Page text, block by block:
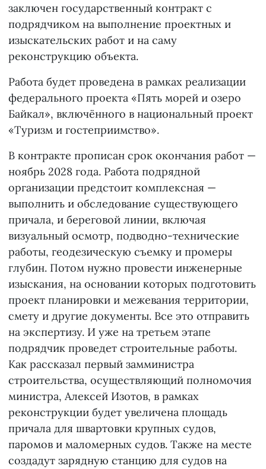
заключен государственный контракт с
подрядчиком на выполнение проектных и
изыскательских работ и на саму
реконструкцию объекта.
Работа будет проведена в рамках реализации
федерального проекта «Пять морей и озеро
Байкал», включённого в национальный проект
«Туризм и гостеприимство».
В контракте прописан срок окончания работ —
ноябрь 2028 года. Работа подрядной
организации предстоит комплексная —
выполнить и обследование существующего
причала, и береговой линии, включая
визуальный осмотр, подводно-технические
работы, геодезическую съемку и промеры
глубин. Потом нужно провести инженерные
изыскания, на основании которых подготовить
проект планировки и межевания территории,
смету и другие документы. Все это отправить
на экспертизу. И уже на третьем этапе
подрядчик проведет строительные работы.
Как рассказал первый замминистра
строительства, осуществляющий полномочия
министра, Алексей Изотов, в рамках
реконструкции будет увеличена площадь
причала для швартовки крупных судов,
паромов и маломерных судов. Также на месте
создадут зарядную станцию для судов на